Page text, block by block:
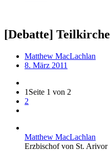
[Debatte] Teilkirche
Matthew MacLachlan
8. März 2011
1 Seite 1 von 2
2
Matthew MacLachlan
Erzbischof von St. Arivor